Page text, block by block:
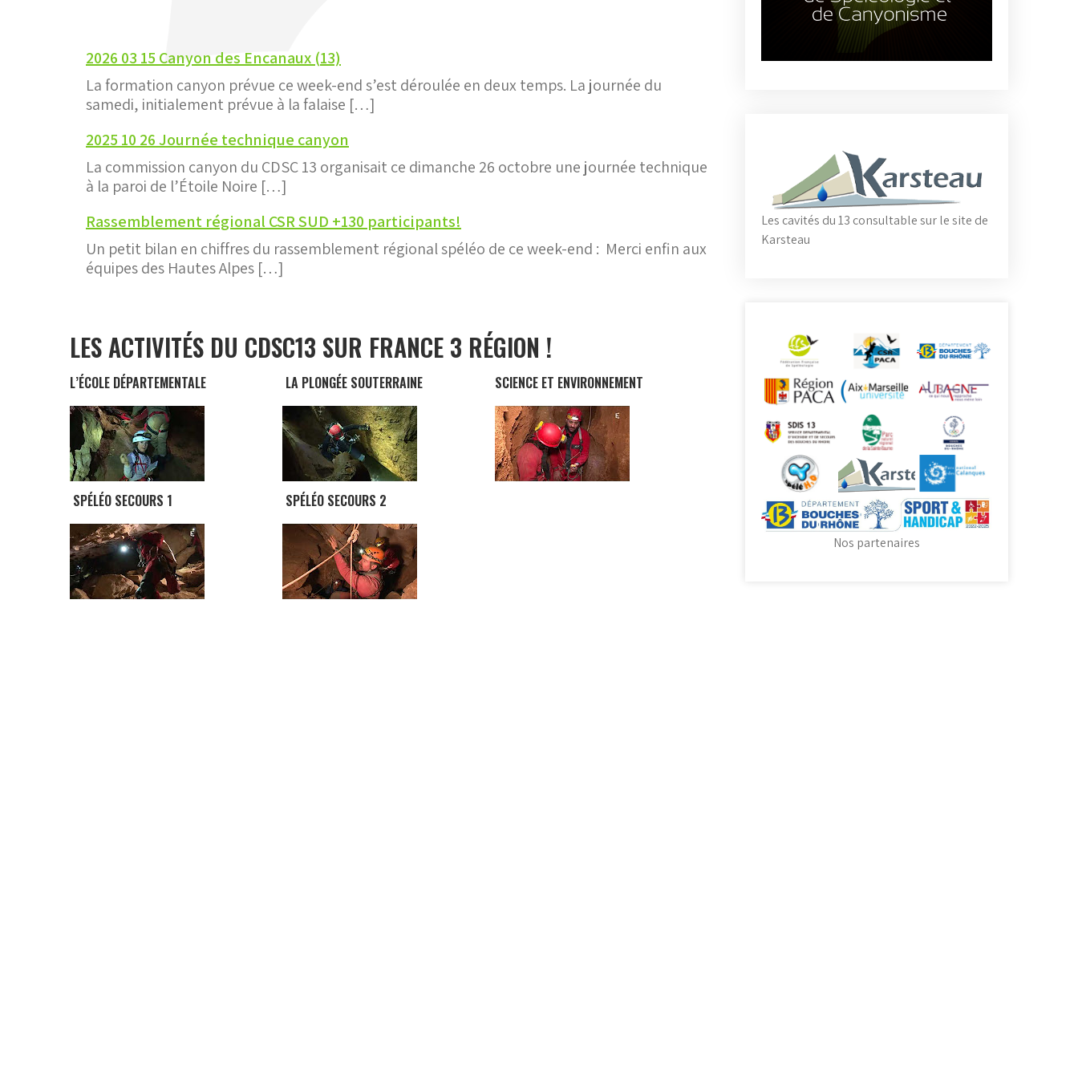
2026 03 15 Canyon des Encanaux (13)
La formation canyon prévue ce week-end s’est déroulée en deux temps. La journée du
samedi, initialement prévue à la falaise […]
2025 10 26 Journée technique canyon
La commission canyon du CDSC 13 organisait ce dimanche 26 octobre une journée technique
à la paroi de l’Étoile Noire […]
Rassemblement régional CSR SUD +130 participants!
Un petit bilan en chiffres du rassemblement régional spéléo de ce week-end : Merci enfin aux
équipes des Hautes Alpes […]
LES ACTIVITÉS DU CDSC13 SUR FRANCE 3 RÉGION !
L’ÉCOLE DÉPARTEMENTALE LA PLONGÉE SOUTERRAINE SCIENCE ET ENVIRONNEMENT
SPÉLÉO SECOURS 1 SPÉLÉO SECOURS 2
Les cavités du 13 consultable sur le site de
Karsteau
Nos partenaires